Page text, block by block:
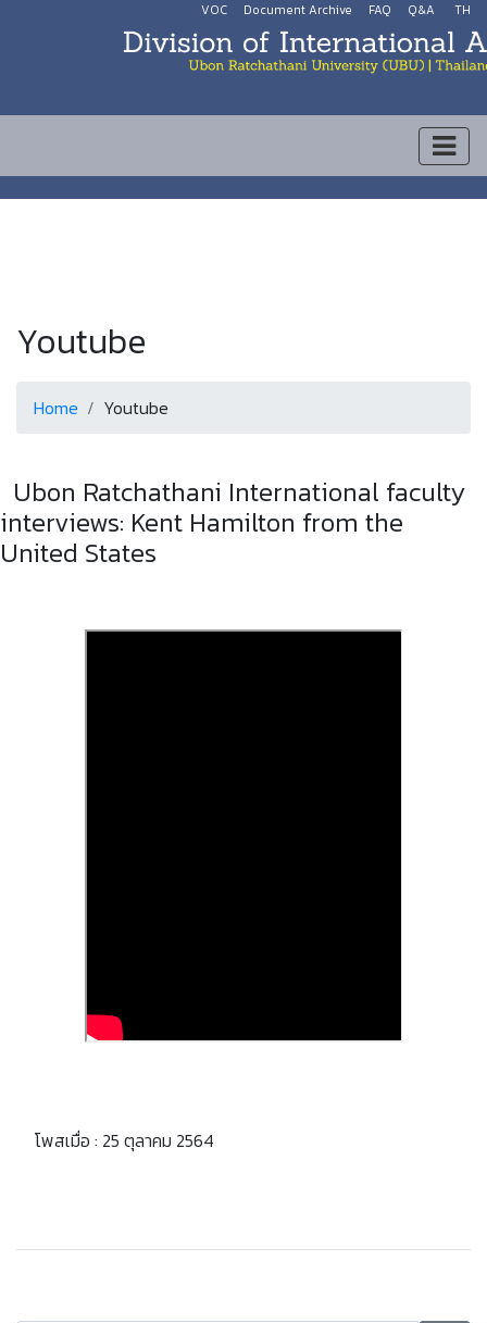
VOC Document Archive FAQ Q&A TH
Youtube
Home Youtube
Ubon Ratchathani International faculty
interviews: Kent Hamilton from the
United States
โพสเมื่อ : 25 ตุลาคม 2564